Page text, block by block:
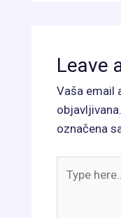
Leave
Vaša email
objavljivana.
označena
here..